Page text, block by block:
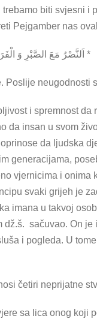
biti svjesni i
Pejgamber nas
اَلنَّصْرُ مَعَ الصَّبْرِ وَ الْفَرَجُ مَعَ الْكَرْبِ وَ اِنَّ مَعَ الْعُسْرِ يُسْرًا *
Poslije neugodnosti
i spremnost
da insan u svom
da ljudska
generacijama,
vjernicima i
svaki grijeh je
imana u takvoj
dž.š. sačuvao. On
i pogleda. U
četiri neprijatne
sa lica onog koji